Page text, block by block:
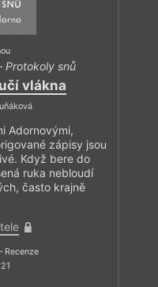
Protokoly snů
vlákna
Adornovými,
zápisy jsou
Když bere do
ruka nebloudí
často krajně
Recenze